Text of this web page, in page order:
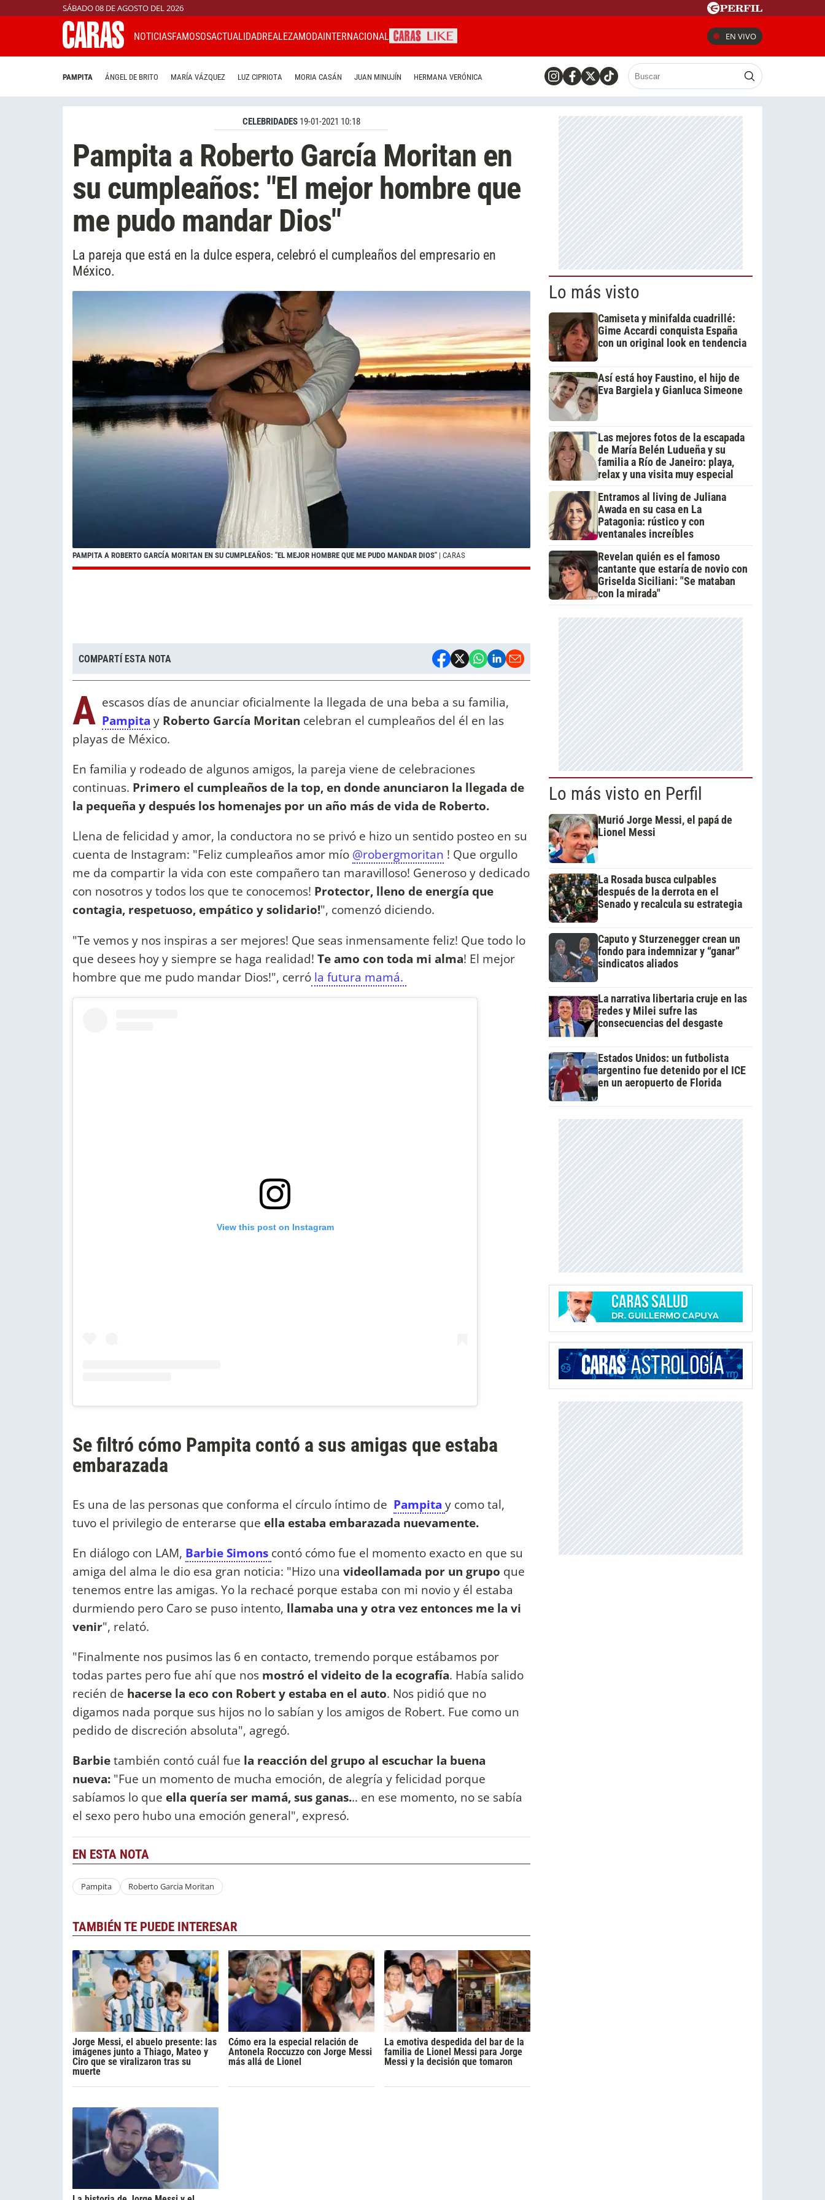
SÁBADO 08 DE AGOSTO DEL 2026
NOTICIASFAMOSOSACTUALIDADREALEZAMODAINTERNACIONAL EN VIVO
PAMPITA ÁNGEL DE BRITO MARÍA VÁZQUEZ LUZ CIPRIOTA MORIA CASÁN JUAN MINUJÍN HERMANA VERÓNICA
CELEBRIDADES 19-01-2021 10:18
Pampita a Roberto García Moritan en
su cumpleaños: "El mejor hombre que
me pudo mandar Dios"
La pareja que está en la dulce espera, celebró el cumpleaños del empresario en
México.
PAMPITA A ROBERTO GARCÍA MORITAN EN SU CUMPLEAÑOS: "EL MEJOR HOMBRE QUE ME PUDO MANDAR DIOS" | CARAS
COMPARTÍ ESTA NOTA
A escasos días de anunciar oficialmente la llegada de una beba a su familia,
Pampita y Roberto García Moritan celebran el cumpleaños del él en las
playas de México.
En familia y rodeado de algunos amigos, la pareja viene de celebraciones
continuas. Primero el cumpleaños de la top, en donde anunciaron la llegada de
la pequeña y después los homenajes por un año más de vida de Roberto.
Llena de felicidad y amor, la conductora no se privó e hizo un sentido posteo en su
cuenta de Instagram: "Feliz cumpleaños amor mío @robergmoritan ! Que orgullo
me da compartir la vida con este compañero tan maravilloso! Generoso y dedicado
con nosotros y todos los que te conocemos! Protector, lleno de energía que
contagia, respetuoso, empático y solidario!", comenzó diciendo.
"Te vemos y nos inspiras a ser mejores! Que seas inmensamente feliz! Que todo lo
que desees hoy y siempre se haga realidad! Te amo con toda mi alma! El mejor
hombre que me pudo mandar Dios!", cerró la futura mamá.
View this post on Instagram
Se filtró cómo Pampita contó a sus amigas que estaba
embarazada
Es una de las personas que conforma el círculo íntimo de Pampita y como tal,
tuvo el privilegio de enterarse que ella estaba embarazada nuevamente.
En diálogo con LAM, Barbie Simons contó cómo fue el momento exacto en que su
amiga del alma le dio esa gran noticia: "Hizo una videollamada por un grupo que
tenemos entre las amigas. Yo la rechacé porque estaba con mi novio y él estaba
durmiendo pero Caro se puso intento, llamaba una y otra vez entonces me la vi
venir", relató.
"Finalmente nos pusimos las 6 en contacto, tremendo porque estábamos por
todas partes pero fue ahí que nos mostró el videito de la ecografía. Había salido
recién de hacerse la eco con Robert y estaba en el auto. Nos pidió que no
digamos nada porque sus hijos no lo sabían y los amigos de Robert. Fue como un
pedido de discreción absoluta", agregó.
Barbietambién contó cuál fue la reacción del grupo al escuchar la buena
nueva: "Fue un momento de mucha emoción, de alegría y felicidad porque
sabíamos lo que ella quería ser mamá, sus ganas... en ese momento, no se sabía
el sexo pero hubo una emoción general", expresó.
EN ESTA NOTA
Pampita Roberto Garcia Moritan
TAMBIÉN TE PUEDE INTERESAR
Jorge Messi, el abuelo presente: las
imágenes junto a Thiago, Mateo y
Ciro que se viralizaron tras su
muerte
Cómo era la especial relación de
Antonela Roccuzzo con Jorge Messi
más allá de Lionel
La emotiva despedida del bar de la
familia de Lionel Messi para Jorge
Messi y la decisión que tomaron
Lo más visto
Camiseta y minifalda cuadrillé:
Gime Accardi conquista España
con un original look en tendencia
Así está hoy Faustino, el hijo de
Eva Bargiela y Gianluca Simeone
Las mejores fotos de la escapada
de María Belén Ludueña y su
familia a Río de Janeiro: playa,
relax y una visita muy especial
Entramos al living de Juliana
Awada en su casa en La
Patagonia: rústico y con
ventanales increíbles
Revelan quién es el famoso
cantante que estaría de novio con
Griselda Siciliani: "Se mataban
con la mirada"
Lo más visto en Perfil
Murió Jorge Messi, el papá de
Lionel Messi
La Rosada busca culpables
después de la derrota en el
Senado y recalcula su estrategia
Caputo y Sturzenegger crean un
fondo para indemnizar y “ganar”
sindicatos aliados
La narrativa libertaria cruje en las
redes y Milei sufre las
consecuencias del desgaste
Estados Unidos: un futbolista
argentino fue detenido por el ICE
en un aeropuerto de Florida